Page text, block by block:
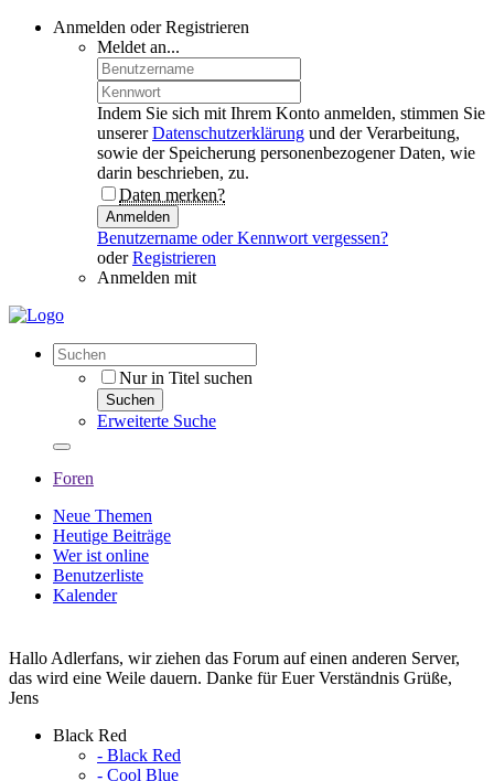
Anmelden oder Registrieren
Meldet an...
Indem Sie sich mit Ihrem Konto anmelden, stimmen Sie
unsererDatenschutzerklärung und der Verarbeitung,
sowie der Speicherung personenbezogener Daten, wie
darin beschrieben, zu.
Daten merken?
Anmelden
Benutzername oder Kennwort vergessen?
oderRegistrieren
Anmelden mit
Nur in Titel suchen
Suchen
Erweiterte Suche
Foren
Neue Themen
Heutige Beiträge
Wer ist online
Benutzerliste
Kalender
Hallo Adlerfans, wir ziehen das Forum auf einen anderen Server,
das wird eine Weile dauern. Danke für Euer Verständnis Grüße,
Jens
Black Red
- Black Red
- Cool Blue